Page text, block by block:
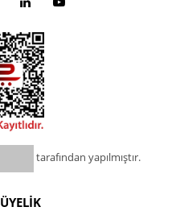
tarafından yapılmıştır.
ÜYELİK